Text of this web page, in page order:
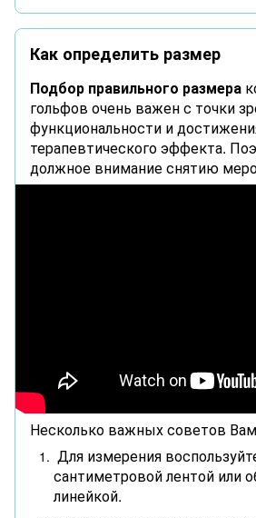
Как определить размер
Подбор правильного размера
гольфов очень важен с точки
функциональности и
терапевтического эффекта.
должное внимание снятию
Несколько важных советов
Для измерения
сантиметровой лентой или
линейкой.